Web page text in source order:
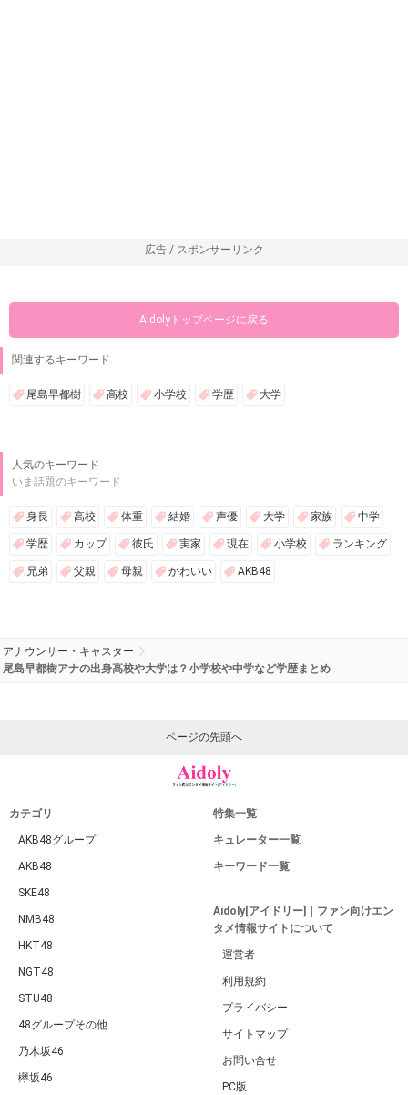
広告 / スポンサーリンク
Aidolyトップページに戻る
関連するキーワード
尾島早都樹 高校 小学校 学歴 大学
人気のキーワード
いま話題のキーワード
身長 高校 体重 結婚 声優 大学 家族 中学
学歴 カップ 彼氏 実家 現在 小学校 ランキング
兄弟 父親 母親 かわいい AKB48
アナウンサー・キャスター
尾島早都樹アナの出身高校や大学は？小学校や中学など学歴まとめ
ページの先頭へ
カテゴリ
AKB48グループ
AKB48
SKE48
NMB48
HKT48
NGT48
STU48
48グループその他
乃木坂46
欅坂46
特集一覧
キュレーター一覧
キーワード一覧
Aidoly[アイドリー]｜ファン向けエン
タメ情報サイトについて
運営者
利用規約
プライバシー
サイトマップ
お問い合せ
PC版